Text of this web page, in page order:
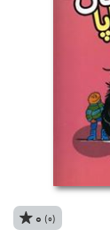
0 (0)